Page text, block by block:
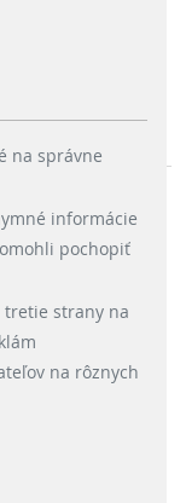
a
súhlasíš s
Ak chceš
súborov
zmeniť v
dolnom rohu
cookies
na správne
informácie
pochopiť
tretie strany na
na rôznych